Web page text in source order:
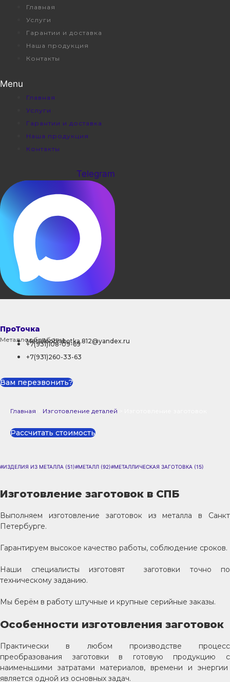
Перейти
содержимому
Главная
Услуги
Гарантии и доставка
Наша продукция
Контакты
Menu
Главная
Услуги
Гарантии и доставка
Наша продукция
Контакты
Telegram
ПроТочка
Металлообработка
Metalloobrabotka.812@yandex.ru
+7(931)108-09-69
+7(931)260-33-63
Вам перезвонить?
Главная Изготовление деталей
Рассчитать стоимость
#ИЗДЕЛИЯ ИЗ МЕТАЛЛА (51)#МЕТАЛЛ (92)#МЕТАЛЛИЧЕСКАЯ ЗАГОТОВКА (15)
Изготовление заготовок в СПБ
Выполняем изготовление заготовок из металла в Санкт
Петербурге.
Гарантируем высокое качество работы, соблюдение сроков.
Наши специалисты изготовят заготовки точно по
техническому заданию.
Мы берём в работу штучные и крупные серийные заказы.
Особенности изготовления заготовок
Практически в любом производстве процесс
преобразования заготовки в готовую продукцию с
наименьшими затратами материалов, времени и энергии
является одной из основных задач.